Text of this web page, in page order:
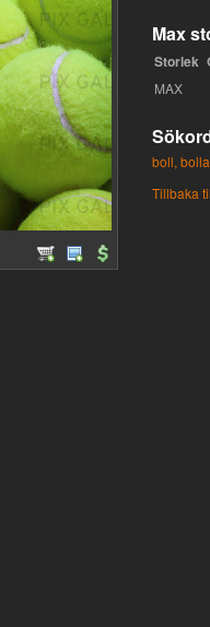
Max
Storlek
MAX
boll,
Tillbaka